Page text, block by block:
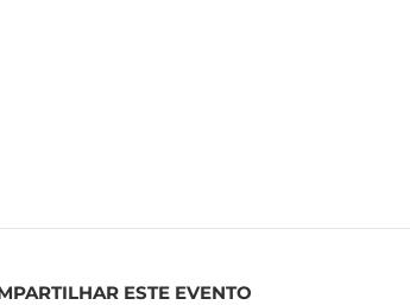
ESTE EVENTO